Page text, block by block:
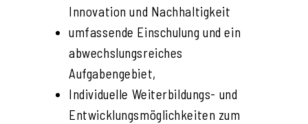
Innovation und Nachhaltigkeit
umfassende Einschulung und ein
abwechslungsreiches
Aufgabengebiet,
Individuelle Weiterbildungs- und
Entwicklungsmöglichkeiten zum